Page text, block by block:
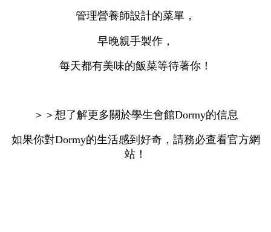
管理營養師設計的菜單，
早晚親手製作，
每天都有美味的飯菜等待著你！
＞＞想了解更多關於學生會館Dormy的信息
如果你對Dormy的生活感到好奇，請務必查看官方網
站！